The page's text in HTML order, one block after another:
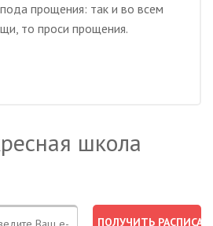
прощения: так и во всем
то проси прощения.
школа